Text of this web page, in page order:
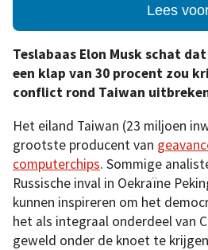
Lees
Teslabaas Elon Musk schat
een klap van 30 procent zou
conflict rond Taiwan
Het eiland Taiwan (23 miljoen
grootste producent van
computerchips. Sommige
Russische inval in Oekraïne
kunnen inspireren om het
het als integraal onderdeel van
geweld onder de knoet te